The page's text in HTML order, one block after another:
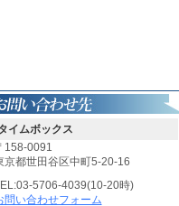
イムボックス
158-0091
京都世田谷区中町5-20-16
5706-4039(10-20時)
問い合わせフォーム